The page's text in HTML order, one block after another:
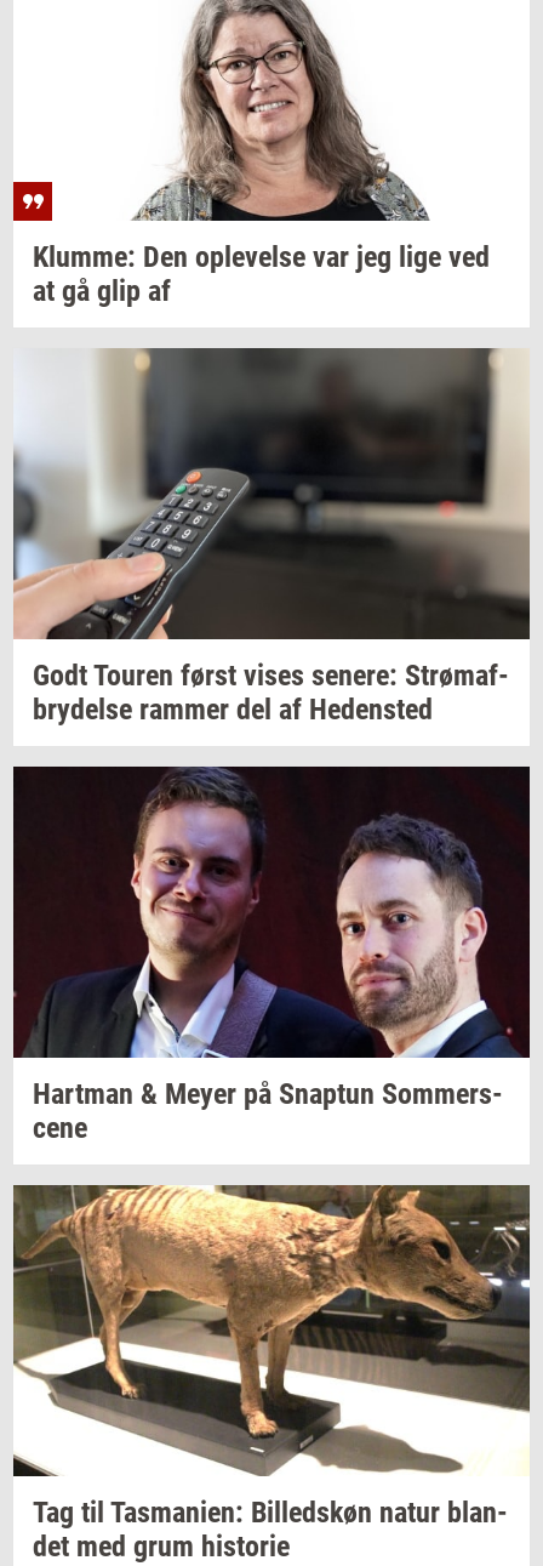
Klum­me: Den op­le­vel­se var jeg lige ved
at gå glip af
GodtTou­ren først vises se­ne­re: Strø­maf­
bry­del­se ram­mer del af He­den­sted
Hart­man & Meyer på Snap­tun Som­mer­s­
ce­ne
Tag til Tas­ma­ni­en: Bil­leds­køn natur blan­
det med grum hi­sto­rie